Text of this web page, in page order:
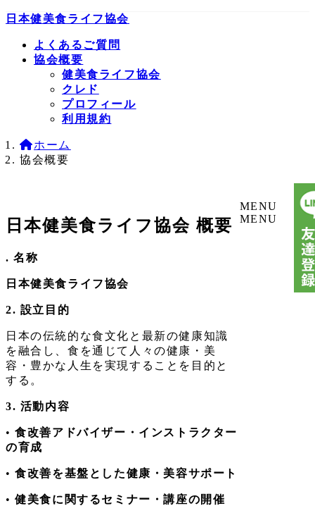
コ
プ
ナ
動
日本健美食ライフ協会
よくあるご質問
協会概要
健美食ライフ協会
クレド
プロフィール
利用規約
ホーム
協会概要
日本健美食ライフ協会 概要
. 名称
日本健美食ライフ協会
2. 設立目的
日本の伝統的な食文化と最新の健康知識
を融合し、食を通じて人々の健康・美
容・豊かな人生を実現することを目的と
する。
3. 活動内容
•食改善アドバイザー・インストラクター
の育成
•食改善を基盤とした健康・美容サポート
•健美食に関するセミナー・講座の開催
MENU
MENU